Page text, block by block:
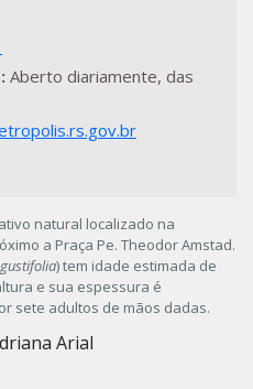
Aberto diariamente, das
natural localizado na
a Praça Pe. Theodor Amstad.
) tem idade estimada de
e sua espessura é
sete adultos de mãos dadas.